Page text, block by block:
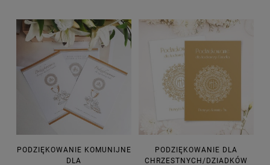
PODZIĘKOWANIE KOMUNIJNE
DLA
PODZIĘKOWANIE DLA
CHRZESTNYCH/DZIADKÓW